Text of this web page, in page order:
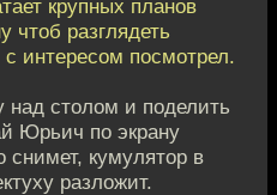
крупных планов
чтоб разглядеть
интересом посмотрел.
над столом и поделить
Юрьич по экрану
снимет, кумулятор в
разложит.